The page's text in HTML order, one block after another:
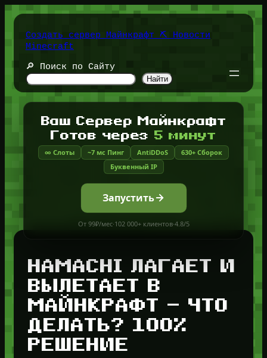
Перейти
содержимому
Создать сервер Майнкрафт ⛏️ Новости
Minecraft
🔎 Поиск по Сайту
Найти
Ваш Сервер Майнкрафт
Готов через 5 минут
∞ Слоты ~7 мс Пинг AntiDDoS
630+ Сборок
Буквенный IP
Запустить
От 99₽/мес·102 000+ клиентов·4.8/5
HAMACHI ЛАГАЕТ И
ВЫЛЕТАЕТ В
МАЙНКРАФТ — ЧТО
ДЕЛАТЬ? 100%
РЕШЕНИЕ